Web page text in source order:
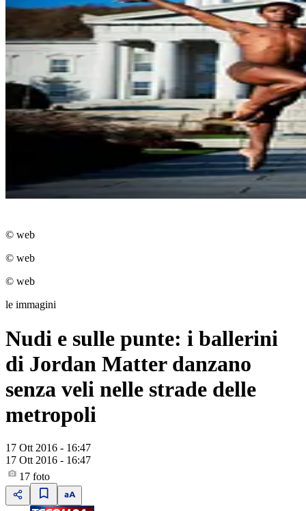
© web
© web
© web
le immagini
Nudi e sulle punte: i ballerini
di Jordan Matter danzano
senza veli nelle strade delle
metropoli
17 Ott 2016 - 16:47
17 Ott 2016 - 16:47
17 foto